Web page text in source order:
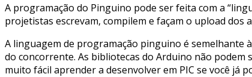
A programação do Pinguino pode ser feita com a
projetistas escrevam, compilem e façam o upload
A linguagem de programação pinguino é semelhante
do concorrente. As bibliotecas do Arduino não podem
muito fácil aprender a desenvolver em PIC se você já